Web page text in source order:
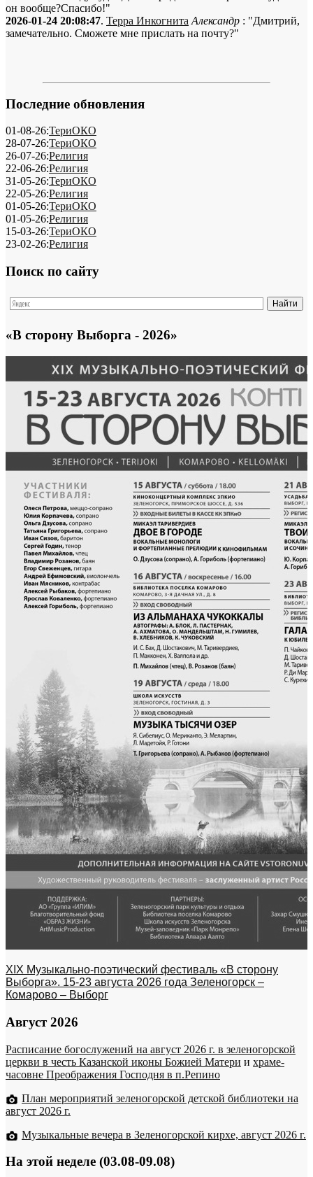
он вообще?Спасибо!"
2026-01-24 20:08:47. Терра Инкогнита Александр : "Дмитрий,
замечательно. Сможете мне прислать на почту?"
Последние обновления
01-08-26:ТериОКО
28-07-26:ТериОКО
26-07-26:Религия
22-06-26:Религия
31-05-26:ТериОКО
22-05-26:Религия
01-05-26:ТериОКО
01-05-26:Религия
15-03-26:ТериОКО
23-02-26:Религия
Поиск по сайту
«В сторону Выборга - 2026»
XIX Музыкально-поэтический фестиваль «В сторону
Выборга». 15-23 августа 2026 года Зеленогорск –
Комарово – Выборг
Август 2026
Расписание богослужений на август 2026 г. в зеленогорской
церкви в честь Казанской иконы Божией Матери и храме-
часовне Преображения Господня в п.Репино
План мероприятий зеленогорской детской библиотеки на
август 2026 г.
Музыкальные вечера в Зеленогорской кирхе, август 2026 г.
На этой неделе (03.08-09.08)